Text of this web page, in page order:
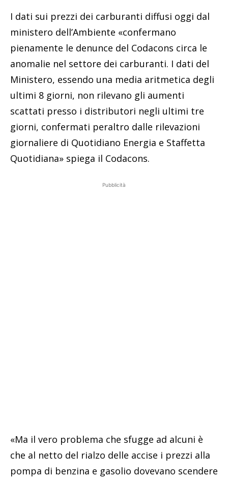
I dati sui prezzi dei carburanti diffusi oggi dal
ministero dell’Ambiente «confermano
pienamente le denunce del Codacons circa le
anomalie nel settore dei carburanti. I dati del
Ministero, essendo una media aritmetica degli
ultimi 8 giorni, non rilevano gli aumenti
scattati presso i distributori negli ultimi tre
giorni, confermati peraltro dalle rilevazioni
giornaliere di Quotidiano Energia e Staffetta
Quotidiana» spiega il Codacons.
Pubblicità
«Ma il vero problema che sfugge ad alcuni è
che al netto del rialzo delle accise i prezzi alla
pompa di benzina e gasolio dovevano scendere